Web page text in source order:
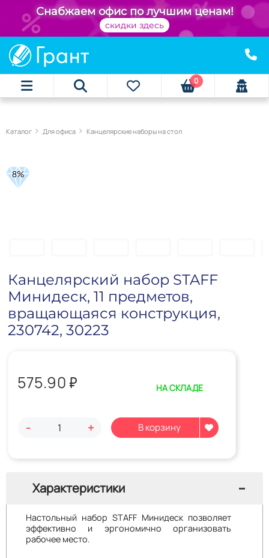
Снабжаем офис по лучшим ценам!
скидки здесь
0
Каталог Для офиса Канцелярские наборы на стол
8%
Канцелярский набор STAFF
Минидеск, 11 предметов,
вращающаяся конструкция,
230742, 30223
575.90₽ НА СКЛАДЕ
- +
Характеристики
Настольный набор STAFF Минидеск позволяет
эффективно и эргономично организовать
рабочее место.